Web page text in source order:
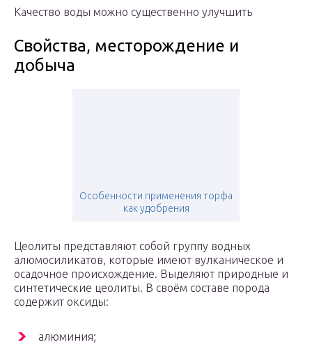
Качество воды можно существенно улучшить
Свойства, месторождение и
добыча
Особенности применения торфа
как удобрения
Цеолиты представляют собой группу водных
алюмосиликатов, которые имеют вулканическое и
осадочное происхождение. Выделяют природные и
синтетические цеолиты. В своём составе порода
содержит оксиды:
алюминия;